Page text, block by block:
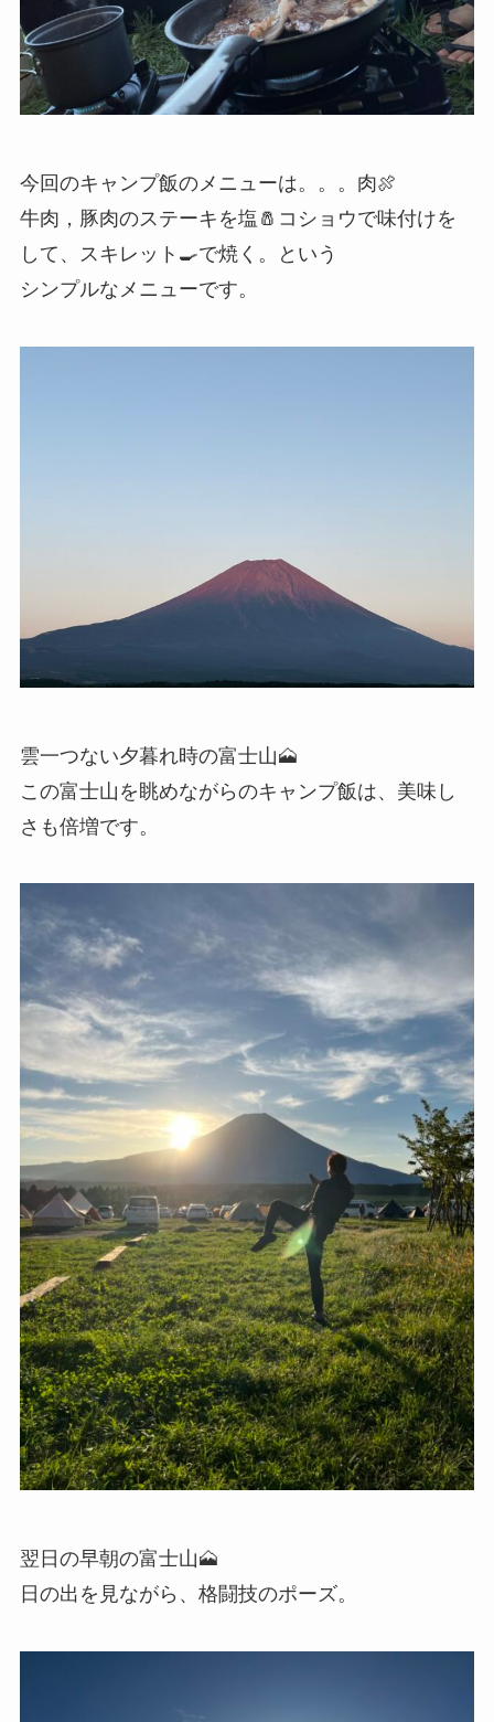
今回のキャンプ飯のメニューは。。。肉🍖
牛肉，豚肉のステーキを塩🧂コショウで味付けを
して、スキレット🍳で焼く。という
シンプルなメニューです。
雲一つない夕暮れ時の富士山🗻
この富士山を眺めながらのキャンプ飯は、美味し
さも倍増です。
翌日の早朝の富士山🗻
日の出を見ながら、格闘技のポーズ。